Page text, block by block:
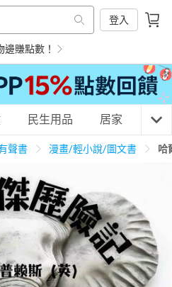
登入
賺點數！
養生保健
運動休閒 親子玩具
民生用品 居家 3C
聲書 漫畫/輕小說/圖文書 哈